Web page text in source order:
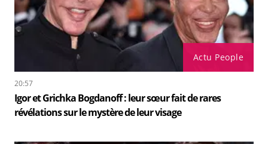
Actu People
20:57
Igor et Grichka Bogdanoff : leur sœur fait de rares
révélations sur le mystère de leur visage